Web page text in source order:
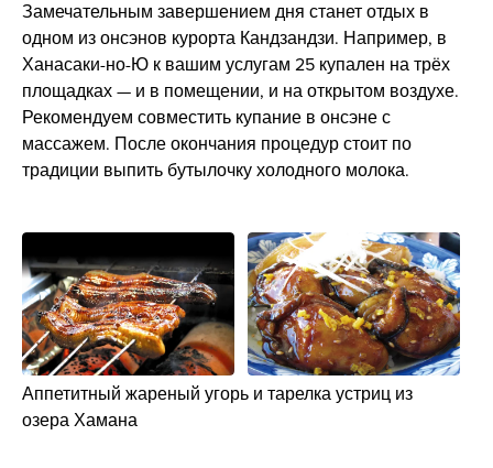
Замечательным завершением дня станет отдых в
одном из онсэнов курорта Кандзандзи. Например, в
Ханасаки-но-Ю к вашим услугам 25 купален на трёх
площадках — и в помещении, и на открытом воздухе.
Рекомендуем совместить купание в онсэне с
массажем. После окончания процедур стоит по
традиции выпить бутылочку холодного молока.
Аппетитный жареный угорь и тарелка устриц из
озера Хамана